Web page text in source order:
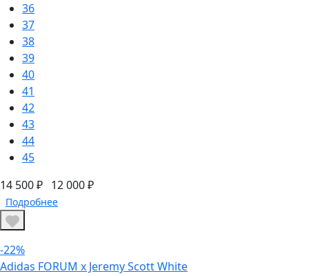
36
37
38
39
40
41
42
43
44
45
14 500 ₽ 12 000 ₽
Подробнее
-22%
Adidas FORUM х Jeremy Scott White